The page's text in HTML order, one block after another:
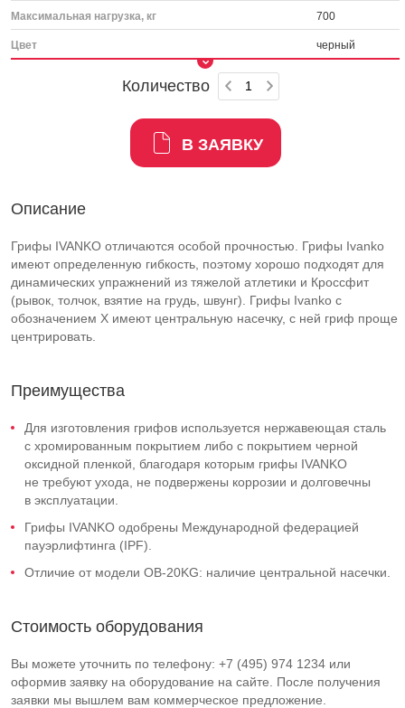
Максимальная нагрузка, кг 700
Цвет черный
Количество
В ЗАЯВКУ
Описание
Грифы IVANKO отличаются особой прочностью. Грифы Ivanko
имеют определенную гибкость, поэтому хорошо подходят для
динамических упражнений из тяжелой атлетики и Кроссфит
(рывок, толчок, взятие на грудь, швунг). Грифы Ivanko с
обозначением X имеют центральную насечку, с ней гриф проще
центрировать.
Преимущества
Для изготовления грифов используется нержавеющая сталь
с хромированным покрытием либо с покрытием черной
оксидной пленкой, благодаря которым грифы IVANKO
не требуют ухода, не подвержены коррозии и долговечны
в эксплуатации.
Грифы IVANKO одобрены Международной федерацией
пауэрлифтинга (IPF).
Отличие от модели OB-20KG: наличие центральной насечки.
Стоимость оборудования
Вы можете уточнить по телефону: +7 (495) 974 1234 или
оформив заявку на оборудование на сайте. После получения
заявки мы вышлем вам коммерческое предложение.